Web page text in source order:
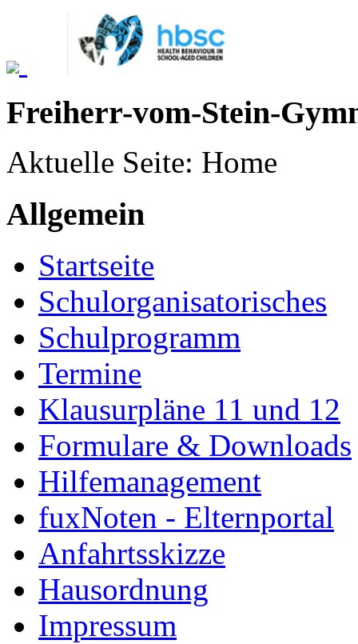
Freiherr-vom-Stein-
Aktuelle Seite: Home
Allgemein
Startseite
Schulorganisatorisches
Schulprogramm
Termine
Klausurpläne 11 und 12
Formulare & Downloads
Hilfemanagement
fuxNoten - Elternportal
Anfahrtsskizze
Hausordnung
Impressum